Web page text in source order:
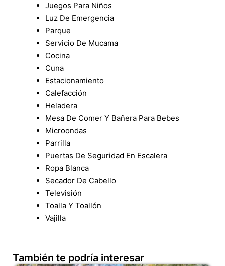
Juegos Para Niños
Luz De Emergencia
Parque
Servicio De Mucama
Cocina
Cuna
Estacionamiento
Calefacción
Heladera
Mesa De Comer Y Bañera Para Bebes
Microondas
Parrilla
Puertas De Seguridad En Escalera
Ropa Blanca
Secador De Cabello
Televisión
Toalla Y Toallón
Vajilla
También te podría interesar